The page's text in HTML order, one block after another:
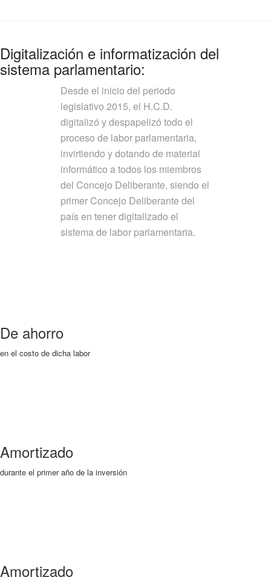
Digitalización e informatización del
sistema parlamentario:
Desde el inicio del periodo
legislativo 2015, el H.C.D.
digitalizó y despapelizó todo el
proceso de labor parlamentaria,
invirtiendo y dotando de material
informático a todos los miembros
del Concejo Deliberante, siendo el
primer Concejo Deliberante del
país en tener digitalizado el
sistema de labor parlamentaria.
De ahorro
en el costo de dicha labor
Amortizado
durante el primer año de la inversión
Amortizado